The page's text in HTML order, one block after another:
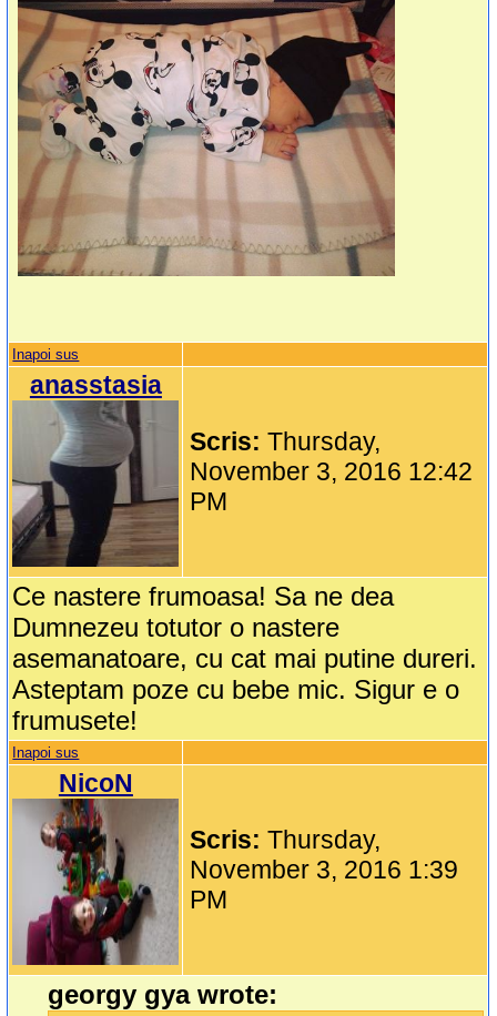
Inapoi sus
anasstasia
Scris:Thursday,
November 3, 2016 12:42
PM
Ce nastere frumoasa! Sa ne dea
Dumnezeu totutor o nastere
asemanatoare, cu cat mai putine dureri.
Asteptam poze cu bebe mic. Sigur e o
frumusete!
Inapoi sus
NicoN
Scris:Thursday,
November 3, 2016 1:39
PM
georgy gya wrote: